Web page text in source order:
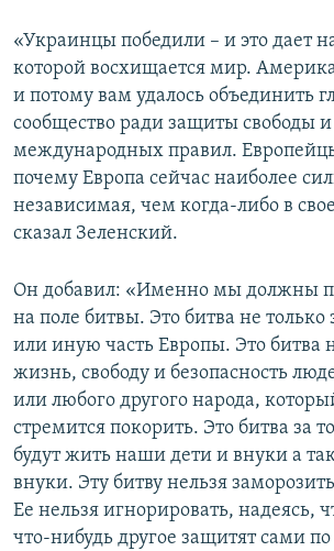
«Украинцы победили – и это дает
которой восхищается мир.
и потому вам удалось объединить
сообщество ради защиты свободы и
международных правил.
почему Европа сейчас наиболее
независимая, чем когда-либо в
сказал Зеленский.
Он добавил: «Именно мы должны
на поле битвы. Это битва не только
или иную часть Европы. Это битва
жизнь, свободу и безопасность
или любого другого народа,
стремится покорить. Это битва за
будут жить наши дети и внуки а
внуки. Эту битву нельзя
Ее нельзя игнорировать, надеясь,
что-нибудь другое защитят сами по